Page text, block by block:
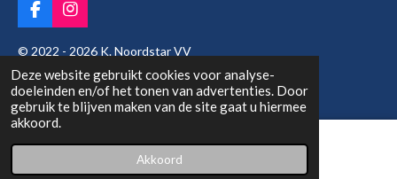
Deze website gebruikt cookies voor analyse-
doeleinden en/of het tonen van advertenties. Door
gebruik te blijven maken van de site gaat u hiermee
akkoord.
Akkoord
F
a
c
b
o
o
k
I
n
s
a
g
r
m
© 2022 - 2026 K. Noordstar VV
Powered byJouwWeb